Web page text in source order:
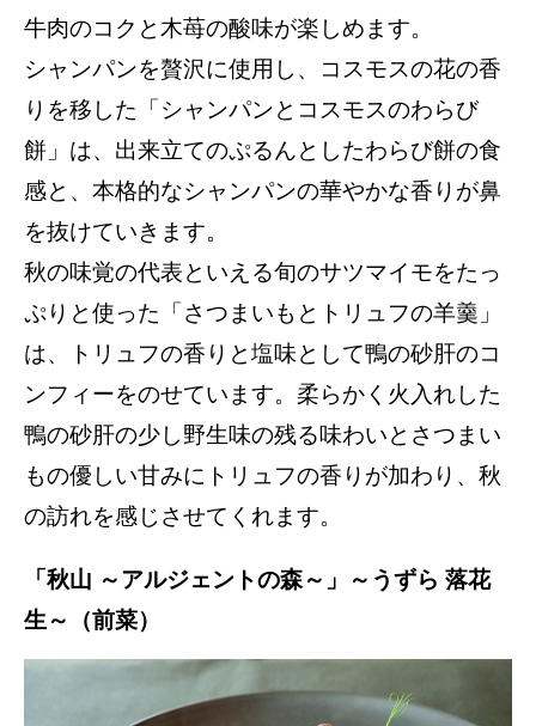
牛肉のコクと木苺の酸味が楽しめます。
シャンパンを贅沢に使用し、コスモスの花の香
りを移した「シャンパンとコスモスのわらび
餅」は、出来立てのぷるんとしたわらび餅の食
感と、本格的なシャンパンの華やかな香りが鼻
を抜けていきます。
秋の味覚の代表といえる旬のサツマイモをたっ
ぷりと使った「さつまいもとトリュフの羊羹」
は、トリュフの香りと塩味として鴨の砂肝のコ
ンフィーをのせています。柔らかく火入れした
鴨の砂肝の少し野生味の残る味わいとさつまい
もの優しい甘みにトリュフの香りが加わり、秋
の訪れを感じさせてくれます。
「秋山 ～アルジェントの森～」～うずら 落花
生～（前菜）